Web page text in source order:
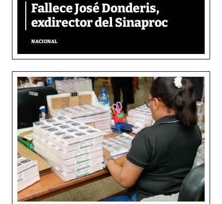
Fallece José Donderis,
exdirector del Sinaproc
NACIONAL